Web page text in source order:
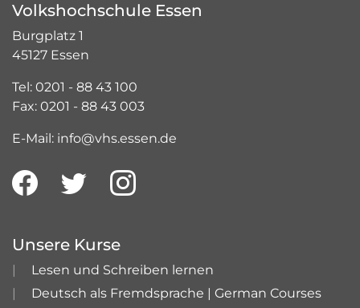
Volkshochschule Essen
Burgplatz 1
45127 Essen
Tel: 0201 - 88 43 100
Fax: 0201 - 88 43 003
E-Mail: info@vhs.essen.de
Unsere Kurse
Lesen und Schreiben lernen
Deutsch als Fremdsprache | German Courses